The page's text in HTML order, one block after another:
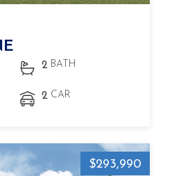
2 BATH
2 CAR
$293,990